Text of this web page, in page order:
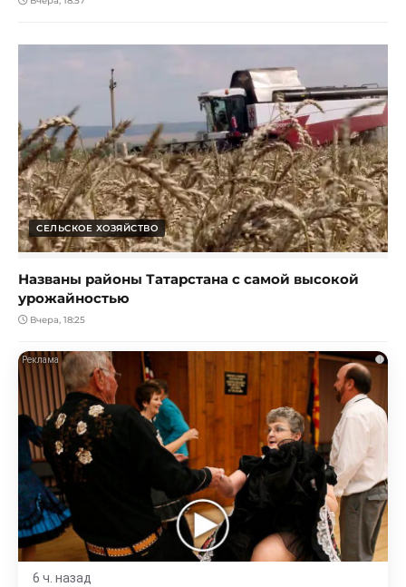
СЕЛЬСКОЕ ХОЗЯЙСТВО
Названы районы Татарстана с самой высокой
урожайностью
Вчера, 18:25
i
6 ч. назад